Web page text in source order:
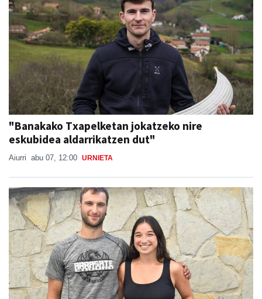
"Banakako Txapelketan jokatzeko nire
eskubidea aldarrikatzen dut"
Aiurri abu 07, 12:00 URNIETA